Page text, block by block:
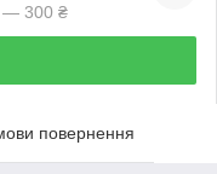
— 300 ₴
повернення